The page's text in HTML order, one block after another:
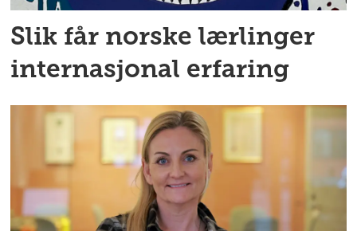
Slik får norske lærlinger
internasjonal erfaring